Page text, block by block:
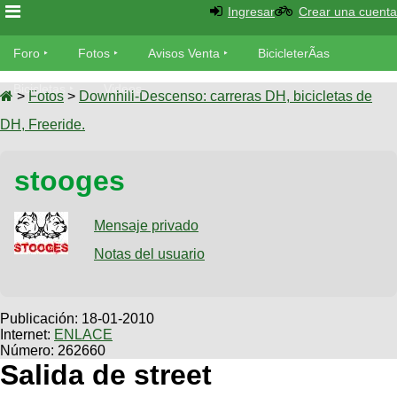
Foro
Foro
TÃ©cnica
Fotos
tu foto
Galeria
XC
Viajes
Descenso
Dirt
SUBÃ
tu
Buscar
Ultimos
Fotos
BicicleterÃ­
as
Bicicletas
Tandem
Videos
Cicloturismo
Ingresar Crear una cuenta
Foro Fotos Avisos Venta BicicleterÃ­as
Bicicletas Videos
> Fotos > Downhill-Descenso: carreras DH, bicicletas de
DH, Freeride.
stooges
Mensaje privado
Notas del usuario
Publicación: 18-01-2010
Internet: ENLACE
Número: 262660
Salida de street